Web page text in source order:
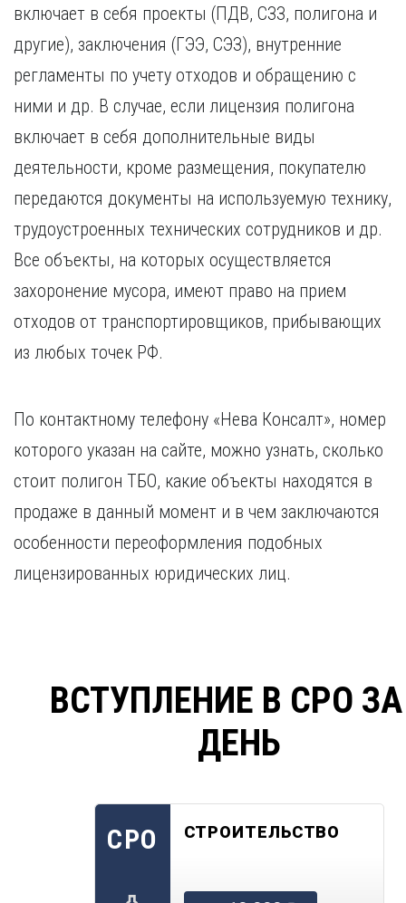
включает в себя проекты (ПДВ, СЗЗ, полигона и
другие), заключения (ГЭЭ, СЭЗ), внутренние
регламенты по учету отходов и обращению с
ними и др. В случае, если лицензия полигона
включает в себя дополнительные виды
деятельности, кроме размещения, покупателю
передаются документы на используемую технику,
трудоустроенных технических сотрудников и др.
Все объекты, на которых осуществляется
захоронение мусора, имеют право на прием
отходов от транспортировщиков, прибывающих
из любых точек РФ.
По контактному телефону «Нева Консалт», номер
которого указан на сайте, можно узнать, сколько
стоит полигон ТБО, какие объекты находятся в
продаже в данный момент и в чем заключаются
особенности переоформления подобных
лицензированных юридических лиц.
ВСТУПЛЕНИЕ В СРО
ДЕНЬ
СРО СТРОИТЕЛЬСТВО